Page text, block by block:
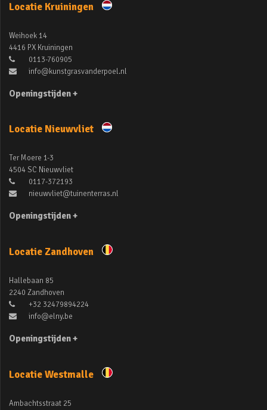
Locatie Kruiningen
Weihoek 14
4416 PX Kruiningen
0113-760905
info@kunstgrasvanderpoel.nl
Openingstijden +
Locatie Nieuwvliet
Ter Moere 1-3
4504 SC Nieuwvliet
0117-372193
nieuwvliet@tuinenterras.nl
Openingstijden +
Locatie Zandhoven
Hallebaan 85
2240 Zandhoven
+32 32479894224
info@elny.be
Openingstijden +
Locatie Westmalle
Ambachtsstraat 25